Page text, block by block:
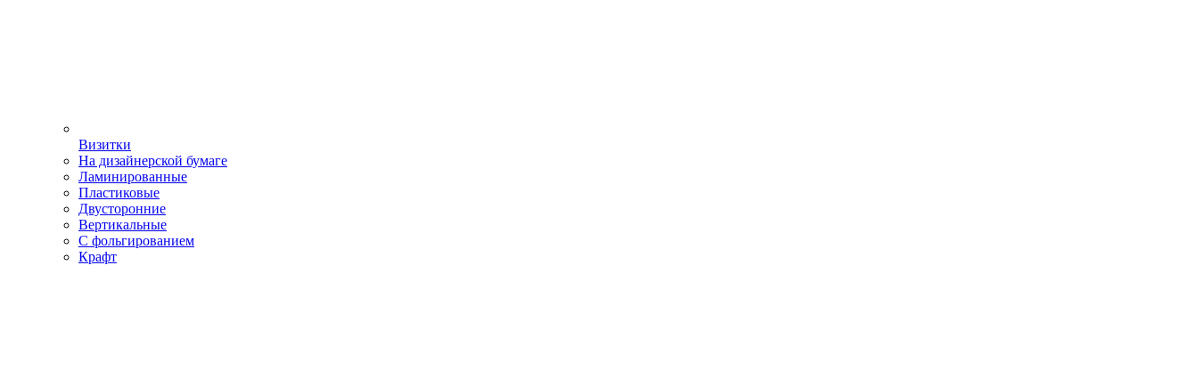
Визитки
На дизайнерской бумаге
Ламинированные
Пластиковые
Двусторонние
Вертикальные
С фольгированием
Крафт